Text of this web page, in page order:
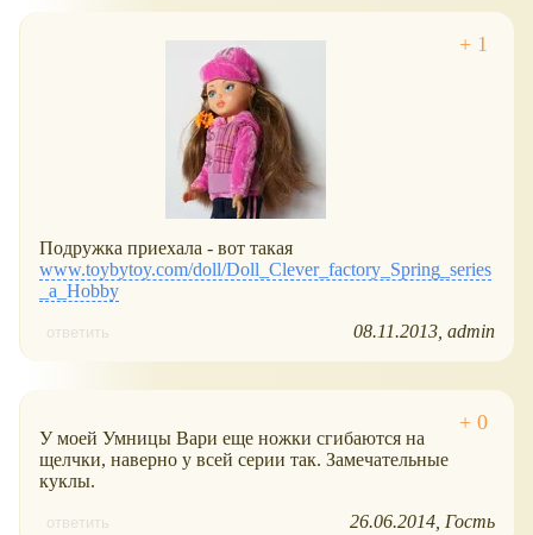
Подружка приехала - вот такая
www.toybytoy.com/doll/Doll_Clever_factory_Spring_series
_a_Hobby
ответить 08.11.2013 admin
У моей Умницы Вари еще ножки сгибаются на
щелчки, наверно у всей серии так. Замечательные
куклы.
ответить 26.06.2014 Гость